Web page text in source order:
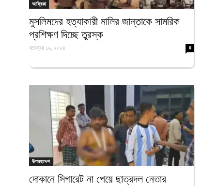
আফ্রিকা
মুসলিমদের হত্যাকারী মালির জান্তাকে সামরিক
প্রশিক্ষণ দিচ্ছে তুরস্ক
নভেম্বর ১৬, ২০২৪ 0
উপমহাদেশ
দোকানে সিগারেট না পেয়ে ছাত্রদল নেতার